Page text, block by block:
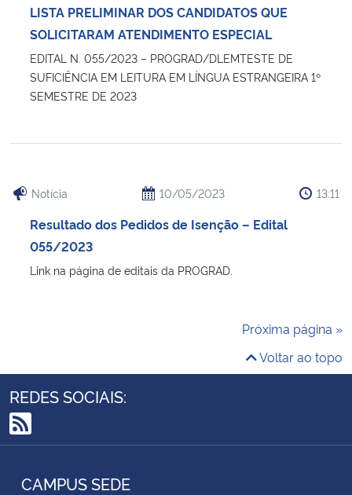
LISTA PRELIMINAR DOS CANDIDATOS QUE
SOLICITARAM ATENDIMENTO ESPECIAL
EDITAL N. 055/2023 – PROGRAD/DLEMTESTE DE
SUFICIÊNCIA EM LEITURA EM LÍNGUA ESTRANGEIRA 1º
SEMESTRE DE 2023
Notícia 10/05/2023 13:11
Resultado dos Pedidos de Isenção – Edital
055/2023
Link na página de editais da PROGRAD.
Próxima página »
Voltar ao topo
REDES SOCIAIS:
RSS
CAMPUS SEDE